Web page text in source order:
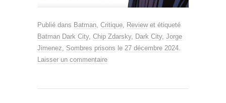
Publié dans Batman Critique Reviewet étiqueté
Batman Dark City, Chip Zdarsky, Dark City, Jorge
Jimenez
Sombres prisons le 27 décembre 2024
Laisser un commentaire